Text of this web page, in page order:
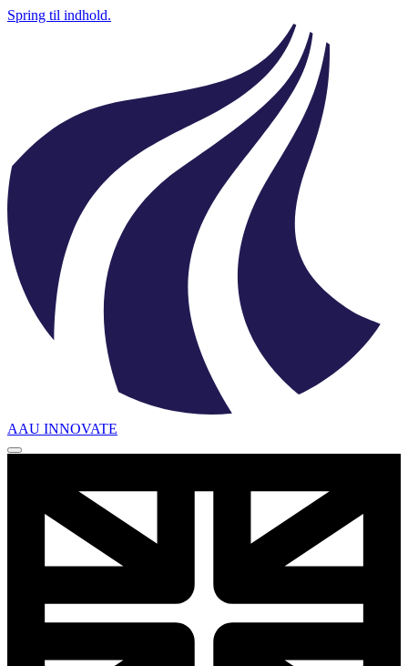
Spring til indhold.
AAU INNOVATE